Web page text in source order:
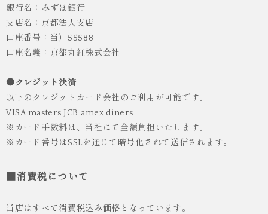
銀行名：みずほ銀行
支店名：京都法人支店
口座番号：当）55588
口座名義：京都丸紅株式会社
●クレジット決済
以下のクレジットカード会社のご利用が可能です。
VISA masters JCB amex diners
※カード手数料は、当社にて全額負担いたします。
※カード番号はSSLを通じて暗号化されて送信されます。
■消費税について
当店はすべて消費税込み価格となっています。